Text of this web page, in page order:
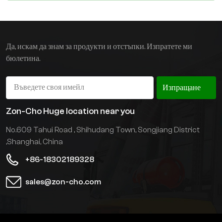
се повдига или спуска
Да, искам да знам за продукти и отстъпки. Изпратете ми
бюлетина.
Изпращане
Zon-Cho Huge location near you
No.609 Tahui Road , Shihudang Town, Songjiang District
,Shanghai, China
+86-18302189328
sales@zon-cho.com